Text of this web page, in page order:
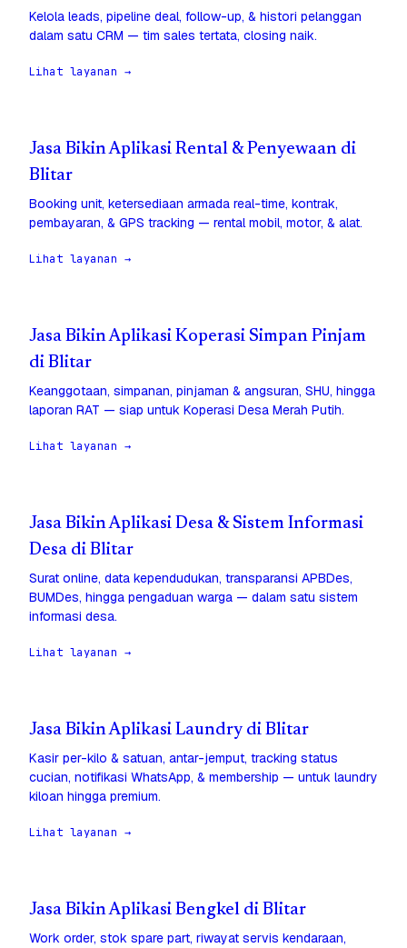
Kelola leads, pipeline deal, follow-up, & histori pelanggan
dalam satu CRM — tim sales tertata, closing naik.
Lihat layanan →
Jasa Bikin Aplikasi Rental & Penyewaan di
Blitar
Booking unit, ketersediaan armada real-time, kontrak,
pembayaran, & GPS tracking — rental mobil, motor, & alat.
Lihat layanan →
Jasa Bikin Aplikasi Koperasi Simpan Pinjam
di Blitar
Keanggotaan, simpanan, pinjaman & angsuran, SHU, hingga
laporan RAT — siap untuk Koperasi Desa Merah Putih.
Lihat layanan →
Jasa Bikin Aplikasi Desa & Sistem Informasi
Desa di Blitar
Surat online, data kependudukan, transparansi APBDes,
BUMDes, hingga pengaduan warga — dalam satu sistem
informasi desa.
Lihat layanan →
Jasa Bikin Aplikasi Laundry di Blitar
Kasir per-kilo & satuan, antar-jemput, tracking status
cucian, notifikasi WhatsApp, & membership — untuk laundry
kiloan hingga premium.
Lihat layanan →
Jasa Bikin Aplikasi Bengkel di Blitar
Work order, stok spare part, riwayat servis kendaraan,